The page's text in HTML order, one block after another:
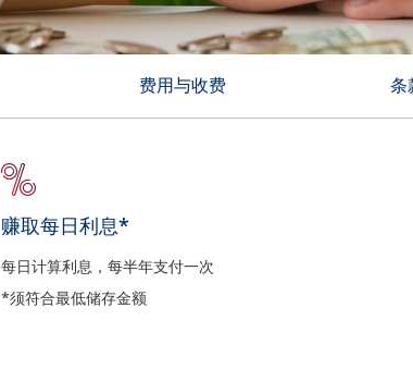
费用与收费 条
赚取每日利息*
每日计算利息，每半年支付一次
*须符合最低储存金额